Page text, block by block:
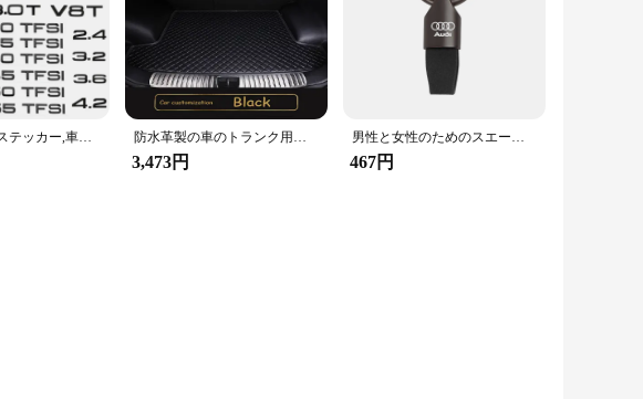
車のリアロゴステッカー,車のエンブレム,アウディqシリーズ,光沢のある黒のabs数字文字,q2,q3,q4,q5,q6,q7,q8,tdi,tfsi,2.0t 防水革製の車のトランク用ストレージカバー,車のトランク用,アウディa5用リアフロアマット8t 8f 2007 2008 2009 2010 2011 2012-2016
3,473円
男性と女性のためのスエードメタルキーホルダー,キーリング,アウディa1,a2,a3,a4,a5,a6,a7,a8,q1,q2,q3,q4,q5,q6,q7,q8,ラグジュアリーファッション
467円